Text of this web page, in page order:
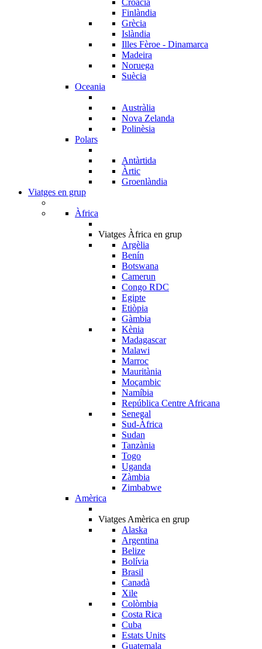
Croàcia
Finlàndia
Grècia
Islàndia
Illes Fèroe - Dinamarca
Madeira
Noruega
Suècia
Oceania
Austràlia
Nova Zelanda
Polinèsia
Polars
Antàrtida
Àrtic
Groenlàndia
Viatges en grup
Àfrica
Viatges Àfrica en grup
Argèlia
Benín
Botswana
Camerun
Congo RDC
Egipte
Etiòpia
Gàmbia
Kènia
Madagascar
Malawi
Marroc
Mauritània
Moçambic
Namíbia
República Centre Africana
Senegal
Sud-Àfrica
Sudan
Tanzània
Togo
Uganda
Zàmbia
Zimbabwe
Amèrica
Viatges Amèrica en grup
Alaska
Argentina
Belize
Bolívia
Brasil
Canadà
Xile
Colòmbia
Costa Rica
Cuba
Estats Units
Guatemala